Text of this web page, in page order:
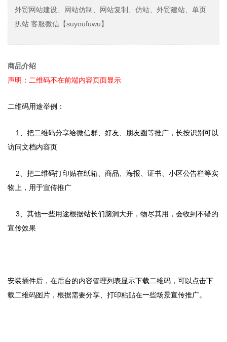
外贸网站建设、网站仿制、网站复制、仿站、外贸建站、单页
扒站 客服微信【suyoufuwu】
商品介绍
声明：二维码不在前端内容页面显示
二维码用途举例：
1、把二维码分享给微信群、好友、朋友圈等推广，长按识别可以
访问文档内容页
2、把二维码打印贴在纸箱、商品、海报、证书、小区公告栏等实
物上，用于宣传推广
3、其他一些用途根据站长们脑洞大开，物尽其用，会收到不错的
宣传效果
安装插件后，在后台的内容管理列表显示下载二维码，可以点击下
载二维码图片，根据需要分享、打印粘贴在一些场景宣传推广。